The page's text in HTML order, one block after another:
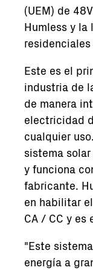
(UEM) de
Humless y la
residenciales
Este es el
industria de
de manera
electricidad
cualquier
sistema
y funciona
fabricante.
en habilitar
CA / CC y es
"Este
energía a